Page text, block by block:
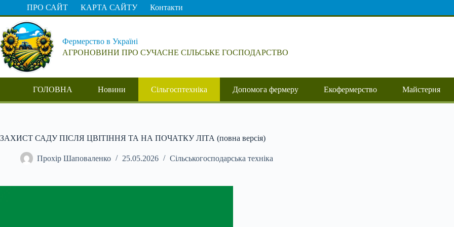
Перейти
вмісту
ПРО САЙТ КАРТА САЙТУ Контакти
Фермерство в Україні
АГРОНОВИНИ ПРО СУЧАСНЕ СІЛЬСЬКЕ ГОСПОДАРСТВО
ГОЛОВНА Новини Сільгосптехніка Допомога фермеру Екофермерство Майстерня
ЗАХИСТ САДУ ПІСЛЯ ЦВІТІННЯ ТА НА ПОЧАТКУ ЛІТА (повна версія)
Прохір Шаповаленко 25.05.2026 Сільськогосподарська техніка